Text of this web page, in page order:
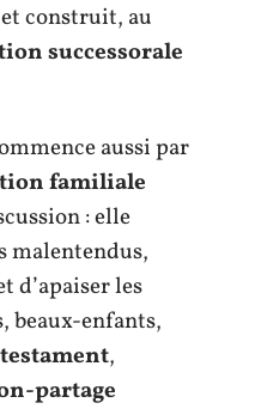
construit, au
successorale
aussi par
familiale
: elle
malentendus,
d’apaiser les
beaux-enfants,
testament,
partage